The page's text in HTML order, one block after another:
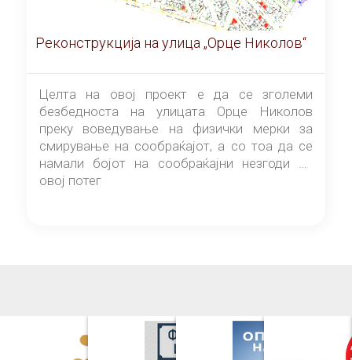
Реконструкција на улица „Орце Николов“
Целта на овој проект е да се зголеми
безбедноста на улицата Орце Николов
преку воведување на физички мерки за
смирување на сообраќајот, а со тоа да се
намали бојот на сообраќајни незгоди на
овој потег